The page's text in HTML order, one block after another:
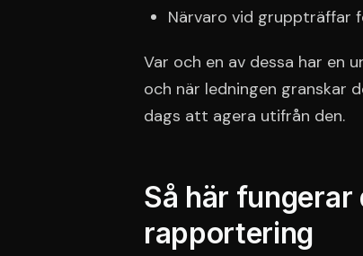
Närvaro vid gruppträffar
Var och en av dessa har en
och när ledningen granskar
dags att agera utifrån den.
Så här fungerar
rapportering